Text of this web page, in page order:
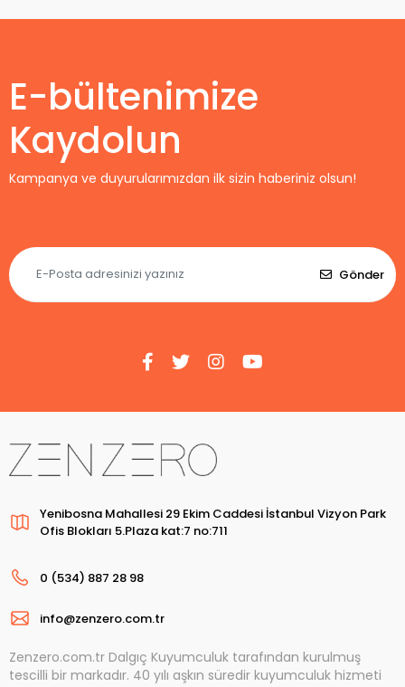
E-bültenimize
Kaydolun
Kampanya ve duyurularımızdan ilk sizin haberiniz olsun!
Gönder
Yenibosna Mahallesi 29 Ekim Caddesi İstanbul Vizyon Park
Ofis Blokları 5.Plaza kat:7 no:711
0 (534) 887 28 98
info@zenzero.com.tr
Zenzero.com.tr Dalgıç Kuyumculuk tarafından kurulmuş
tescilli bir markadır. 40 yılı aşkın süredir kuyumculuk hizmeti